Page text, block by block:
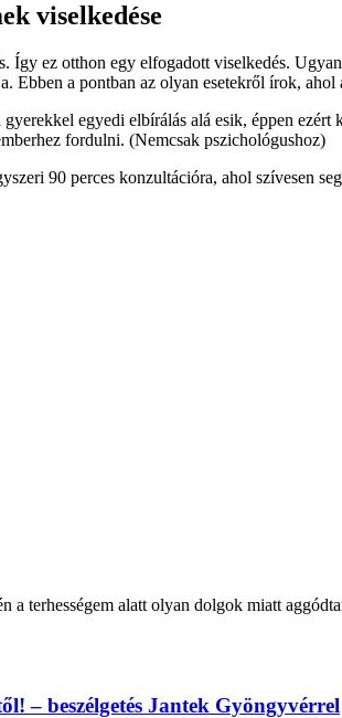
viselkedése
Így ez otthon egy elfogadott viselkedés.
Ebben a pontban az olyan esetekről írok,
egyedi elbírálás alá esik, éppen
fordulni. (Nemcsak pszichológushoz)
90 perces konzultációra, ahol szívesen
terhességem alatt olyan dolgok miatt
– beszélgetés Jantek Gyöngyvérrel